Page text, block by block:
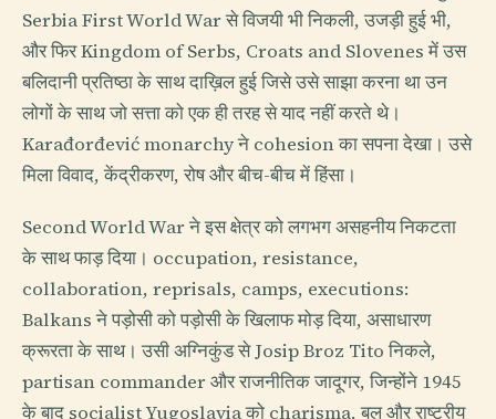
Serbia First World War से विजयी भी निकली, उजड़ी हुई भी,
और फिर Kingdom of Serbs, Croats and Slovenes में उस
बलिदानी प्रतिष्ठा के साथ दाख़िल हुई जिसे उसे साझा करना था उन
लोगों के साथ जो सत्ता को एक ही तरह से याद नहीं करते थे।
Karađorđević monarchy ने cohesion का सपना देखा। उसे
मिला विवाद, केंद्रीकरण, रोष और बीच-बीच में हिंसा।
Second World War ने इस क्षेत्र को लगभग असहनीय निकटता
के साथ फाड़ दिया। occupation, resistance,
collaboration, reprisals, camps, executions:
Balkans ने पड़ोसी को पड़ोसी के खिलाफ मोड़ दिया, असाधारण
क्रूरता के साथ। उसी अग्निकुंड से Josip Broz Tito निकले,
partisan commander और राजनीतिक जादूगर, जिन्होंने 1945
के बाद socialist Yugoslavia को charisma, बल और राष्ट्रीय